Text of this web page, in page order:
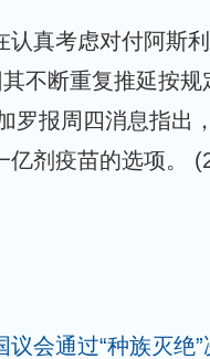
认真考虑对付阿斯
其不断重复推延按
罗报周四消息指出
剂疫苗的选项。
会通过“种族灭绝